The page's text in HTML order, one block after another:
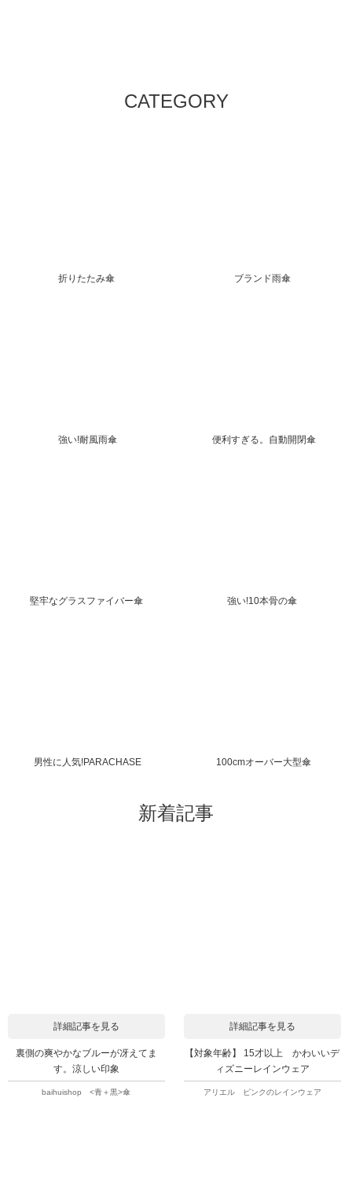
CATEGORY
折りたたみ傘 ブランド雨傘
強い!耐風雨傘 便利すぎる。自動開閉傘
堅牢なグラスファイバー傘 強い!10本骨の傘
男性に人気!PARACHASE 100cmオーバー大型傘
新着記事
詳細記事を見る
裏側の爽やかなブルーが冴えてま
す。涼しい印象
baihuishop <青＋黒>傘
詳細記事を見る
【対象年齢】 15才以上 かわいいデ
ィズニーレインウェア
アリエル ピンクのレインウェア